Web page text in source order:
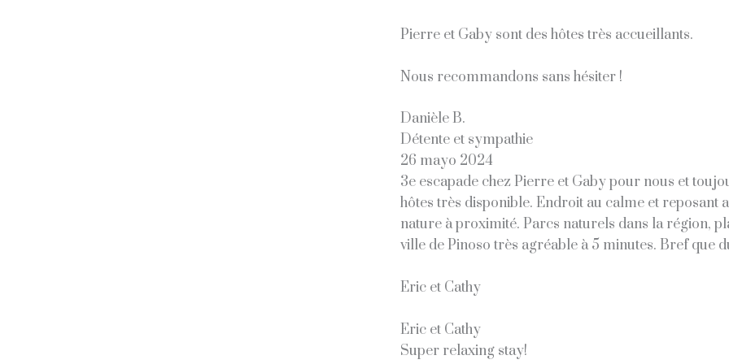
Pierre et Gaby sont des hôtes très accueillants.
Nous recommandons sans hésiter !
Danièle B.
Détente et sympathie
26 mayo 2024
3e escapade chez Pierre et Gaby pour nous et
hôtes très disponible. Endroit au calme et reposant
nature à proximité. Parcs naturels dans la région,
ville de Pinoso très agréable à 5 minutes. Bref que
Eric et Cathy
Eric et Cathy
Super relaxing stay!